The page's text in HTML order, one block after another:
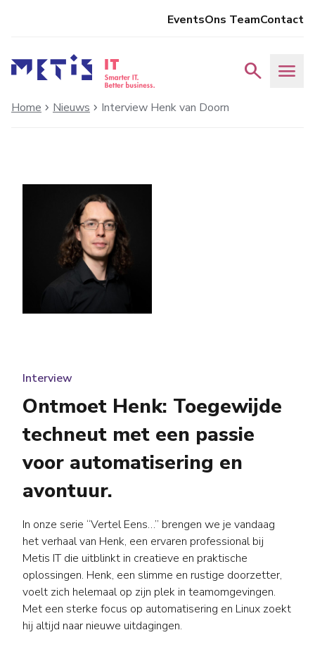
EventsOns TeamContact
search menu
Home chevron_right Nieuws chevron_right Interview Henk van Doorn
Interview
Ontmoet Henk: Toegewijde
techneut met een passie
voor automatisering en
avontuur.
In onze serie “Vertel Eens…” brengen we je vandaag
het verhaal van Henk, een ervaren professional bij
Metis IT die uitblinkt in creatieve en praktische
oplossingen. Henk, een slimme en rustige doorzetter,
voelt zich helemaal op zijn plek in teamomgevingen.
Met een sterke focus op automatisering en Linux zoekt
hij altijd naar nieuwe uitdagingen.